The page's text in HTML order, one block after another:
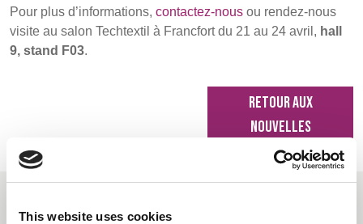
This website uses cookies
Pour plus d’informations, contactez-nous ou rendez-nous
visite au salon Techtextil à Francfort du 21 au 24 avril, hall
9, stand F03.
RETOUR AUX
NOUVELLES
Lectures recommandées